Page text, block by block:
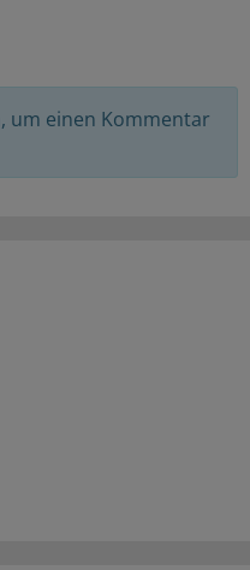
um einen Kommentar